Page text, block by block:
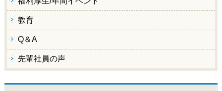
教育
Q＆A
先輩社員の声